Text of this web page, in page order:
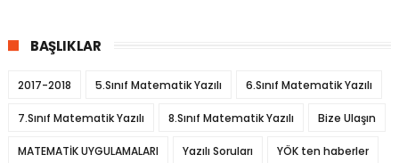
BAŞLIKLAR
2017-2018 5.Sınıf Matematik Yazılı 6.Sınıf Matematik Yazılı
7.Sınıf Matematik Yazılı 8.Sınıf Matematik Yazılı Bize Ulaşın
MATEMATİK UYGULAMALARI Yazılı Soruları YÖK ten haberler